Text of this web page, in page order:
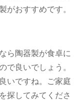
がおすすめです。
ら陶器製が食卓に
で良いでしょう。
いですね。ご家庭
探してみてくださ